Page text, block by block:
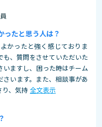
ったと思う人は？
かったと強く感じておりま
、質問をさせていただいた
ますし、困った時はチーム
います。また、相談事があ
り、気持 全文表示